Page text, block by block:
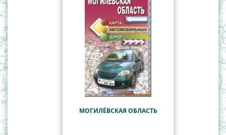
МОГИЛЁВСКАЯ ОБЛАСТЬ